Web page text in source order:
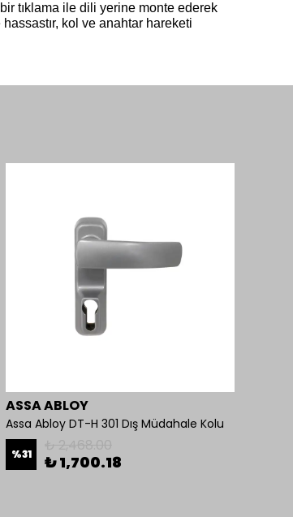
tıklama ile dili yerine monte ederek
kol ve anahtar hareketi
ASSA ABLOY
Assa Abloy DT-H 301 Dış Müdahale Kolu
%31 ₺ 1,700.18